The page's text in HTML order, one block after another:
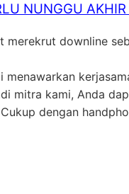
NUNGGU
merekrut downline
mitra kami, Anda
dengan